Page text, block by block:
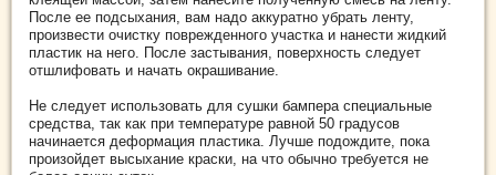
После ее подсыхания, вам надо аккуратно убрать ленту,
произвести очистку поврежденного участка и нанести жидкий
пластик на него. После застывания, поверхность следует
отшлифовать и начать окрашивание.
Не следует использовать для сушки бампера специальные
средства, так как при температуре равной 50 градусов
начинается деформация пластика. Лучше подождите, пока
произойдет высыхание краски, на что обычно требуется не